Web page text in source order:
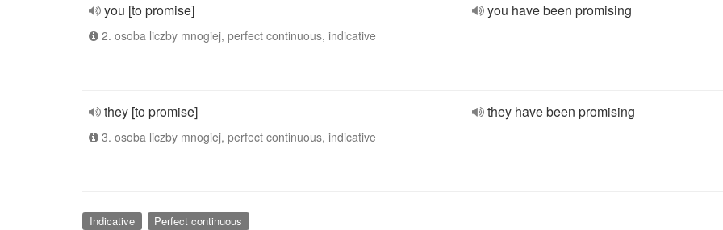
you [to promise]
2. osoba liczby mnogiej, perfect continuous, indicative
you have been promising
they [to promise]
3. osoba liczby mnogiej, perfect continuous, indicative
they have been promising
Indicative Perfect continuous